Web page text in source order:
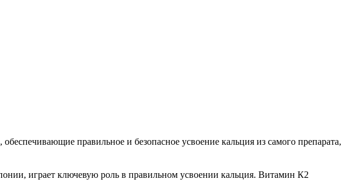
правильное и безопасное усвоение кальция из самого препарата,
играет ключевую роль в правильном усвоении кальция. Витамин К2